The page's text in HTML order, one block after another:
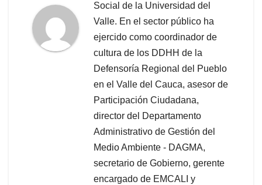
Social de la Universidad del
Valle. En el sector público ha
ejercido como coordinador de
cultura de los DDHH de la
Defensoría Regional del Pueblo
en el Valle del Cauca, asesor de
Participación Ciudadana,
director del Departamento
Administrativo de Gestión del
Medio Ambiente - DAGMA,
secretario de Gobierno, gerente
encargado de EMCALI y